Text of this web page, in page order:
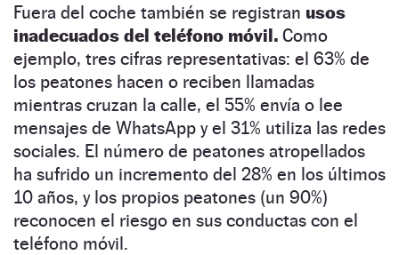
Fuera del coche también se registran usos
inadecuados del teléfono móvil. Como
ejemplo, tres cifras representativas: el 63% de
los peatones hacen o reciben llamadas
mientras cruzan la calle, el 55% envía o lee
mensajes de WhatsApp y el 31% utiliza las redes
sociales. El número de peatones atropellados
ha sufrido un incremento del 28% en los últimos
10 años, y los propios peatones (un 90%)
reconocen el riesgo en sus conductas con el
teléfono móvil.